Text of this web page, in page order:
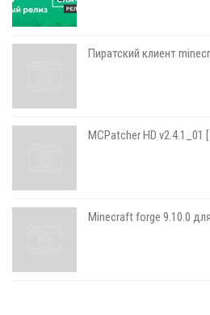
Пиратский клиент
MCPatcher HD v2.4.1_01
Minecraft forge 9.10.0